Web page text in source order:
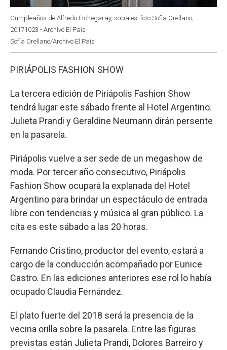
Cumpleaños de Alfredo Etchegaray, sociales, foto Sofia Orellano,
20171023 - Archivo El Pais
Sofia Orellano/Archivo El Pais
PIRIÁPOLIS FASHION SHOW
La tercera edición de Piriápolis Fashion Show
tendrá lugar este sábado frente al Hotel Argentino.
Julieta Prandi y Geraldine Neumann dirán persente
en la pasarela.
Piriápolis vuelve a ser sede de un megashow de
moda. Por tercer año consecutivo, Piriápolis
Fashion Show ocupará la explanada del Hotel
Argentino para brindar un espectáculo de entrada
libre con tendencias y música al gran público. La
cita es este sábado a las 20 horas.
Fernando Cristino, productor del evento, estará a
cargo de la conducción acompañado por Eunice
Castro. En las ediciones anteriores ese rol lo había
ocupado Claudia Fernández.
El plato fuerte del 2018 será la presencia de la
vecina orilla sobre la pasarela. Entre las figuras
previstas están Julieta Prandi, Dolores Barreiro y